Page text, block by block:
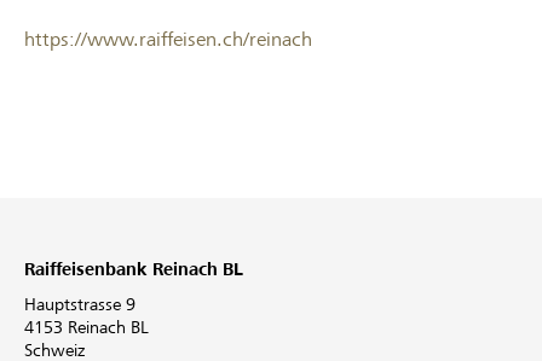
https://www.raiffeisen.ch/reinach
Raiffeisenbank Reinach BL
Hauptstrasse 9
4153 Reinach BL
Schweiz